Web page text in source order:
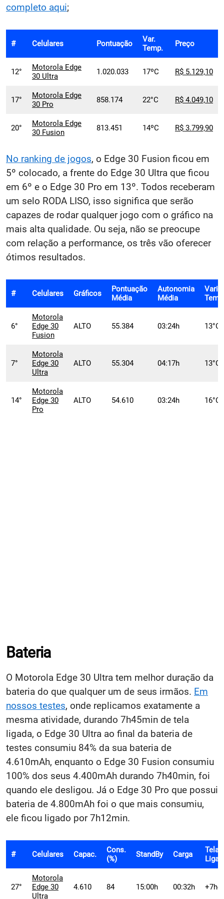
completo aqui;
# Celulares Pontuação
Var.
Temp.
Preço
12°
Motorola Edge
30 Ultra
1.020.033 17ºC R$ 5.129,10
17°
Motorola Edge
30 Pro
858.174 22°C R$ 4.049,10
20°
Motorola Edge
30 Fusion
813.451 14ºC R$ 3.799,90
No ranking de jogos, o Edge 30 Fusion ficou em
5º colocado, a frente do Edge 30 Ultra que ficou
em 6º e o Edge 30 Pro em 13º. Todos receberam
um selo RODA LISO, isso significa que serão
capazes de rodar qualquer jogo com o gráfico na
mais alta qualidade. Ou seja, não se preocupe
com relação a performance, os três vão oferecer
ótimos resultados.
# Celulares Gráficos
Pontuação
Média
Autonomia
Média
6°
Motorola
Edge 30
Fusion
ALTO 55.384 03:24h 13°C
7°
Motorola
Edge 30
Ultra
ALTO 55.304 04:17h 13°C
14°
Motorola
Edge 30
Pro
ALTO 54.610 03:24h 16°C
Bateria
O Motorola Edge 30 Ultra tem melhor duração da
bateria do que qualquer um de seus irmãos. Em
nossos testes, onde replicamos exatamente a
mesma atividade, durando 7h45min de tela
ligada, o Edge 30 Ultra ao final da bateria de
testes consumiu 84% da sua bateria de
4.610mAh, enquanto o Edge 30 Fusion consumiu
100% dos seus 4.400mAh durando 7h40min, foi
quando ele desligou. Já o Edge 30 Pro que possui
bateria de 4.800mAh foi o que mais consumiu,
ele ficou ligado por 7h12min.
# Celulares Capac.
Cons.
(%)
StandBy Carga
Tela
27°
Motorola
Edge 30
Ultra
4.610 84 15:00h 00:32h